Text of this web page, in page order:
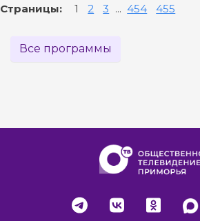
Страницы: 1 2 3 ... 454 455
Все программы